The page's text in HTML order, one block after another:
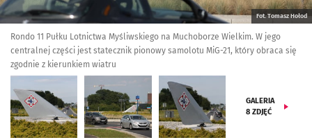
Fot. Tomasz Hołod
Rondo 11 Pułku Lotnictwa Myśliwskiego na Muchoborze Wielkim. W jego
centralnej części jest statecznik pionowy samolotu MiG-21, który obraca się
zgodnie z kierunkiem wiatru
GALERIA
8 ZDJĘĆ